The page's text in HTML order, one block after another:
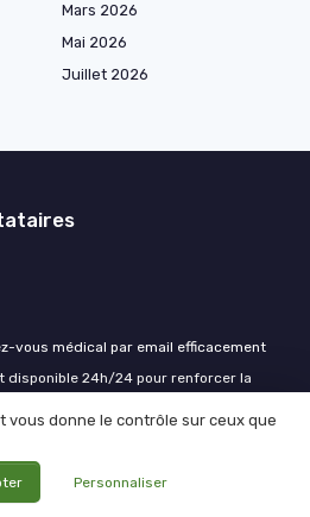
Mars 2026
Mai 2026
Juillet 2026
vous médical par email efficacement
disponible 24h/24 pour renforcer la
face à une prestation de service
Leroy Merlin réussit à fidéliser ses
vous donne le contrôle sur ceux que
Personnaliser